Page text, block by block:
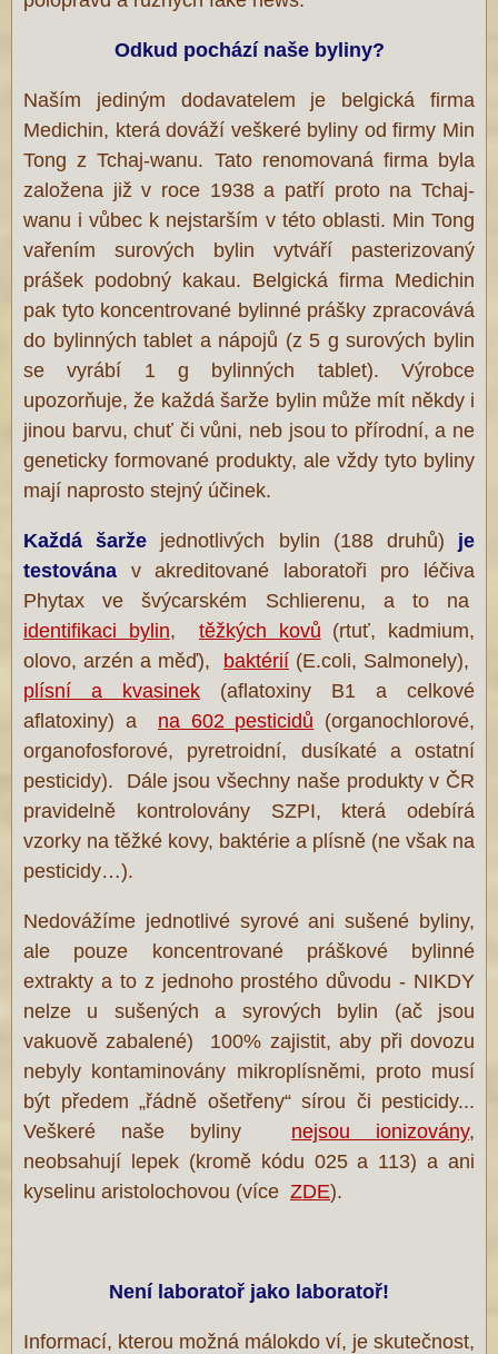
Odkud pochází naše byliny?
Naším jediným dodavatelem je belgická firma
Medichin, která dováží veškeré byliny od firmy Min
Tong z Tchaj-wanu. Tato renomovaná firma byla
založena již v roce 1938 a patří proto na Tchaj-
wanu i vůbec k nejstarším v této oblasti. Min Tong
vařením surových bylin vytváří pasterizovaný
prášek podobný kakau. Belgická firma Medichin
pak tyto koncentrované bylinné prášky zpracovává
do bylinných tablet a nápojů (z 5 g surových bylin
se vyrábí 1 g bylinných tablet). Výrobce
upozorňuje, že každá šarže bylin může mít někdy i
jinou barvu, chuť či vůni, neb jsou to přírodní, a ne
geneticky formované produkty, ale vždy tyto byliny
mají naprosto stejný účinek.
Každá šarže jednotlivých bylin (188 druhů) je
testována v akreditované laboratoři pro léčiva
Phytax ve švýcarském Schlierenu, a to na
identifikaci bylin,těžkých kovů (rtuť, kadmium,
olovo, arzén a měď), baktérií (E.coli, Salmonely),
plísní a kvasinek (aflatoxiny B1 a celkové
aflatoxiny) a na 602 pesticidů (organochlorové,
organofosforové, pyretroidní, dusíkaté a ostatní
pesticidy). Dále jsou všechny naše produkty v ČR
pravidelně kontrolovány SZPI, která odebírá
vzorky na těžké kovy, baktérie a plísně (ne však na
pesticidy…).
Nedovážíme jednotlivé syrové ani sušené byliny,
ale pouze koncentrované práškové bylinné
extrakty a to z jednoho prostého důvodu - NIKDY
nelze u sušených a syrových bylin (ač jsou
vakuově zabalené) 100% zajistit, aby při dovozu
nebyly kontaminovány mikroplísněmi, proto musí
být předem „řádně ošetřeny“ sírou či pesticidy...
Veškeré naše byliny nejsou ionizovány,
neobsahují lepek (kromě kódu 025 a 113) a ani
kyselinu aristolochovou (více ZDE).
Není laboratoř jako laboratoř!
Informací, kterou možná málokdo ví, je skutečnost,